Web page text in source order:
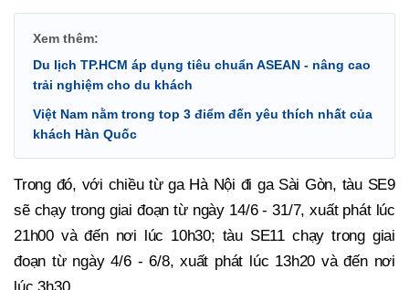
Xem thêm:
Du lịch TP.HCM áp dụng tiêu chuẩn ASEAN - nâng cao
trải nghiệm cho du khách
Việt Nam nằm trong top 3 điểm đến yêu thích nhất của
khách Hàn Quốc
Trong đó, với chiều từ ga Hà Nội đi ga Sài Gòn, tàu SE9
sẽ chạy trong giai đoạn từ ngày 14/6 - 31/7, xuất phát lúc
21h00 và đến nơi lúc 10h30; tàu SE11 chạy trong giai
đoạn từ ngày 4/6 - 6/8, xuất phát lúc 13h20 và đến nơi